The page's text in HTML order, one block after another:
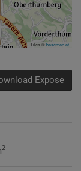
Tiles ©basemap.at
Expose
2